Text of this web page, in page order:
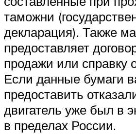
таможни
декларация). Также
предоставляет
продажи или справку
Если данные бумаги
предоставить
двигатель уже был в
в пределах России.